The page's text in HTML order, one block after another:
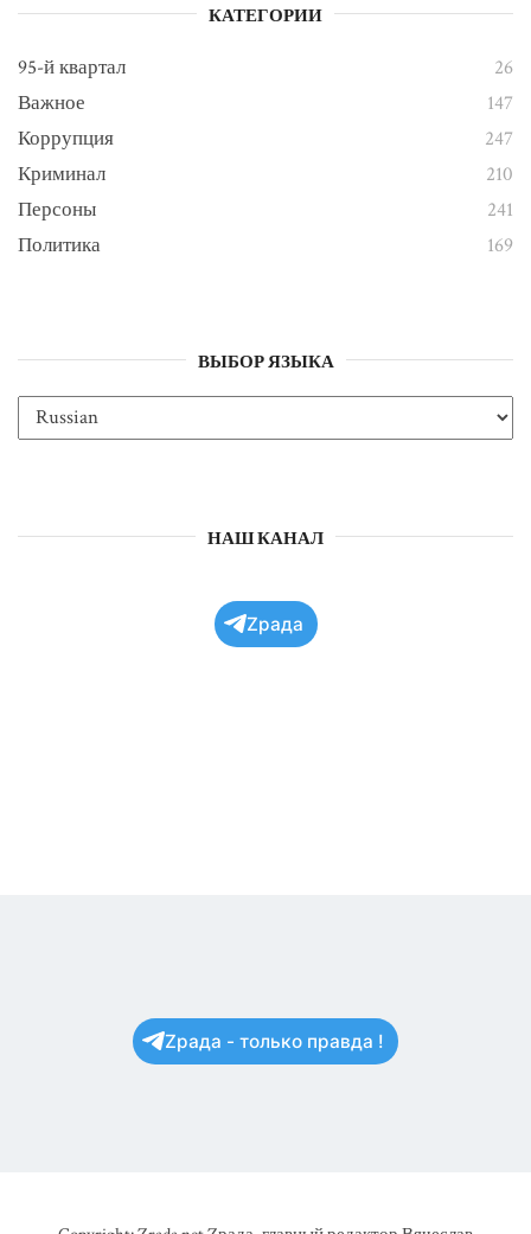
КАТЕГОРИИ
95-й квартал
26
Важное
147
Коррупция
247
Криминал
210
Персоны
241
Политика
169
ВЫБОР ЯЗЫКА
НАШ КАНАЛ
Zрада
Zрада - только правда !